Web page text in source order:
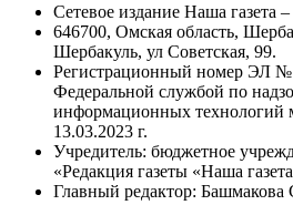
Сетевое издание Наша газета
646700, Омская область,
Шербакуль, ул Советская, 99.
Регистрационный номер ЭЛ
Федеральной службой по
информационных технологий
13.03.2023 г.
Учредитель: бюджетное
«Редакция газеты «Наша
Главный редактор: Башмакова